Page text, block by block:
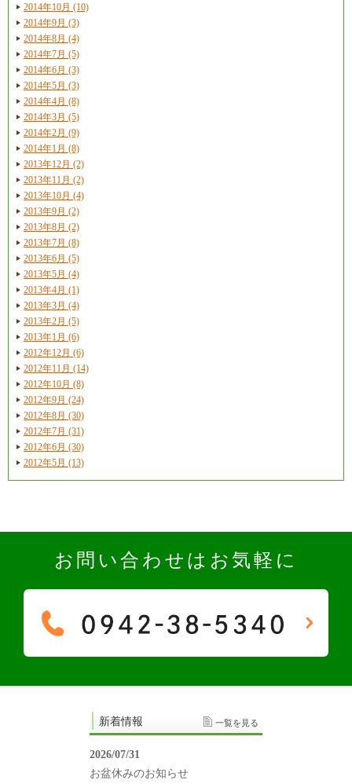
2014年10月 (10)
2014年9月 (3)
2014年8月 (4)
2014年7月 (5)
2014年6月 (3)
2014年5月 (3)
2014年4月 (8)
2014年3月 (5)
2014年2月 (9)
2014年1月 (8)
2013年12月 (2)
2013年11月 (2)
2013年10月 (4)
2013年9月 (2)
2013年8月 (2)
2013年7月 (8)
2013年6月 (5)
2013年5月 (4)
2013年4月 (1)
2013年3月 (4)
2013年2月 (5)
2013年1月 (6)
2012年12月 (6)
2012年11月 (14)
2012年10月 (8)
2012年9月 (24)
2012年8月 (30)
2012年7月 (31)
2012年6月 (30)
2012年5月 (13)
お問い合わせはお気軽に
新着情報 一覧を見る
2026/07/31
お盆休みのお知らせ